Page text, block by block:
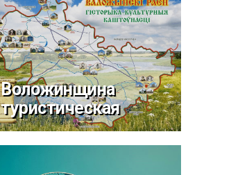
Воложинщина
туристическая